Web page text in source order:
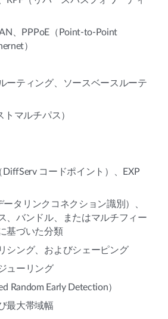
、PPPoE（Point-to-Point
）
ーティング、ソースベースルーテ
トマルチパス）
DiffServ コードポイント）、EXP
ータリンクコネクション識別）、
、バンドル、またはマルチフィー
基づいた分類
シング、およびシェーピング
ューリング
Random Early Detection）
最大帯域幅